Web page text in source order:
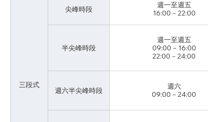
三段式
尖峰時段
週一至週五
16:00－22:00
半尖峰時段
週一至週五
09:00－16:00
22:00－24:00
週六半尖峰時段
週六
09:00－24:00